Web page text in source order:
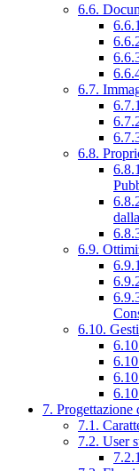
6.6.
6.7.
6.8.
6.9.
6.10.
7. Progettazione
7.1.
7.2. User